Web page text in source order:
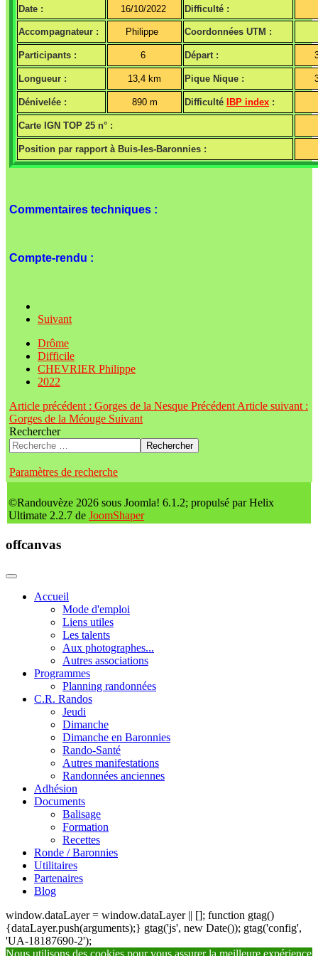
Date : 16/10/2022 Difficulté :
Accompagnateur : Philippe Coordonnées UTM :
Participants : 6 Départ :
Longueur : 13,4 km Pique Nique :
Dénivelée : 890 m Difficulté IBP index :
Carte IGN TOP 25 n° :
Position par rapport à Buis-les-Baronnies :
Commentaires techniques :
Compte-rendu :
Suivant
Drôme
Difficile
CHEVRIER Philippe
2022
Article précédent : Gorges de la Nesque Précédent Article suivant :
Gorges de la Méouge Suivant
Rechercher
Rechercher
Paramètres de recherche
©Randouvèze 2026 sous Joomla! 6.1.2; propulsé par Helix
Ultimate 2.2.7 de JoomShaper
offcanvas
Accueil
Mode d'emploi
Liens utiles
Les talents
Aux photographes...
Autres associations
Programmes
Planning randonnées
C.R. Randos
Jeudi
Dimanche
Dimanche en Baronnies
Rando-Santé
Autres manifestations
Randonnées anciennes
Adhésion
Documents
Balisage
Formation
Recettes
Ronde / Baronnies
Utilitaires
Partenaires
Blog
window.dataLayer = window.dataLayer || []; function gtag()
{dataLayer.push(arguments);} gtag('js', new Date()); gtag('config',
'UA-18187690-2');
Nous utilisons des cookies pour vous assurer la meilleure expérience